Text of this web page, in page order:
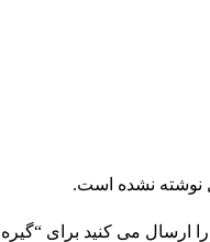
نوشته نشده است.
می کنید برای “گیره رومیزی